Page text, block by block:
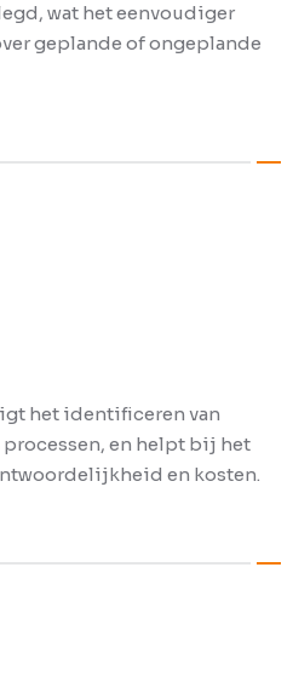
wat het eenvoudiger
geplande of ongeplande
het identificeren van
en helpt bij het
en kosten.